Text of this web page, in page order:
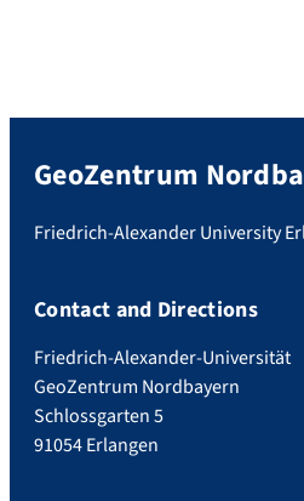
GeoZentrum
Friedrich-Alexander University
Contact and Directions
Friedrich-Alexander-Universität
GeoZentrum Nordbayern
Schlossgarten 5
91054 Erlangen